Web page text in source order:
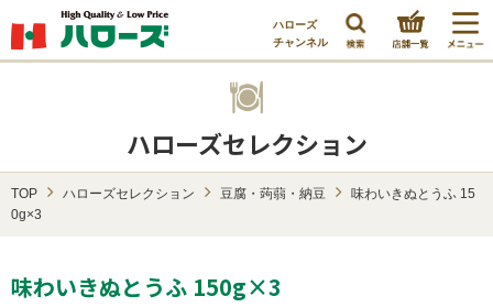
ハローズ
チャンネル
ハローズセレクション
TOP ハローズセレクション 豆腐・蒟蒻・納豆
味わいきぬとうふ 15
0g×3
味わいきぬとうふ 150g×3